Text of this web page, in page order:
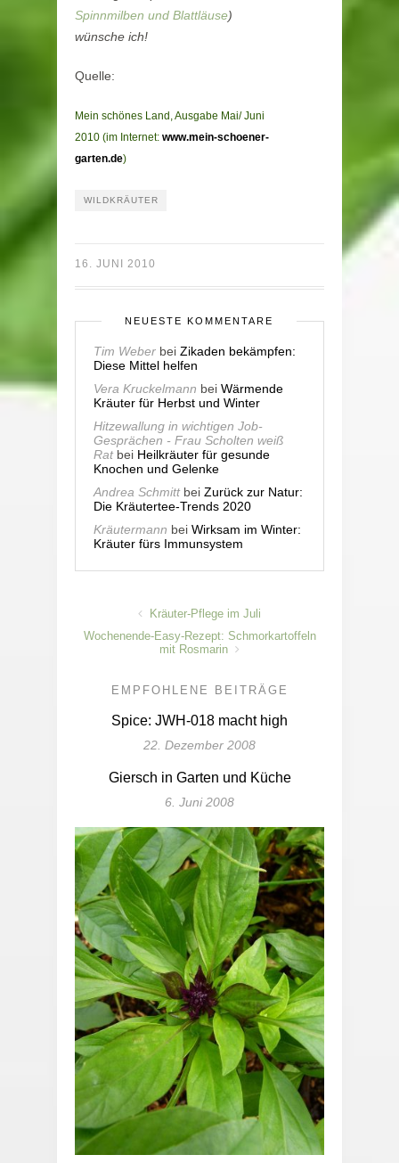
Spinnmilben und Blattläuse)
wünsche ich!
Quelle:
Mein schönes Land, Ausgabe Mai/ Juni
2010 (im Internet: www.mein-schoener-
garten.de)
WILDKRÄUTER
16. JUNI 2010
NEUESTE KOMMENTARE
Tim Weber bei Zikaden bekämpfen:
Diese Mittel helfen
Vera Kruckelmann bei Wärmende
Kräuter für Herbst und Winter
Hitzewallung in wichtigen Job-
Gesprächen - Frau Scholten weiß
Ratbei Heilkräuter für gesunde
Knochen und Gelenke
Andrea Schmittbei Zurück zur Natur:
Die Kräutertee-Trends 2020
Kräutermann bei Wirksam im Winter:
Kräuter fürs Immunsystem
Kräuter-Pflege im Juli
Wochenende-Easy-Rezept: Schmorkartoffeln
mit Rosmarin
EMPFOHLENE BEITRÄGE
Spice: JWH-018 macht high
22. Dezember 2008
Giersch in Garten und Küche
6. Juni 2008